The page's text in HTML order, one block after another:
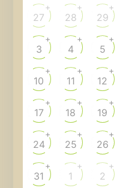
27
+
28
+
29
+
3
+
4
+
5
+
10
+
11
+
12
+
17
+
18
+
19
+
24
+
25
+
26
+
31
+
1
+
2
+